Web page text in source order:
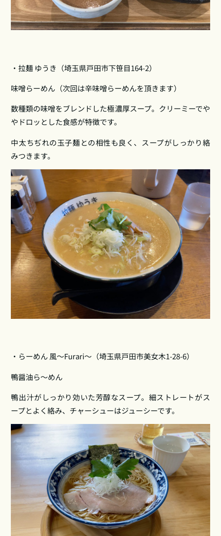
・拉麺 ゆうき（埼玉県戸田市下笹目164‑2）
味噌らーめん（次回は辛味噌らーめんを頂きます）
数種類の味噌をブレンドした極濃厚スープ。クリーミーでや
やドロッとした食感が特徴です。
中太ちぢれの玉子麺との相性も良く、スープがしっかり絡
みつきます。
・らーめん 風～Furari～（埼玉県戸田市美女木1‑28‑6）
鴨醤油ら〜めん
鴨出汁がしっかり効いた芳醇なスープ。細ストレートがス
ープとよく絡み、チャーシューはジューシーです。